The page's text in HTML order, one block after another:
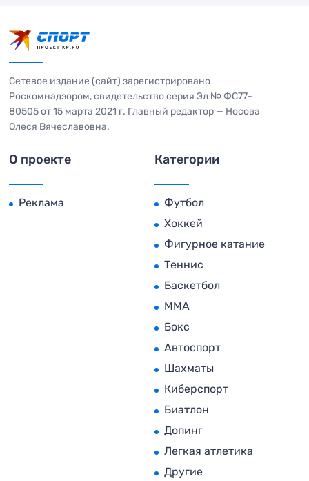
Сетевое издание (сайт) зарегистрировано
Роскомнадзором, свидетельство серия Эл № ФС77-
80505 от 15 марта 2021 г. Главный редактор — Носова
Олеся Вячеславовна.
О проекте
Реклама
Категории
Футбол
Хоккей
Фигурное катание
Теннис
Баскетбол
MMA
Бокс
Автоспорт
Шахматы
Киберспорт
Биатлон
Допинг
Легкая атлетика
Другие